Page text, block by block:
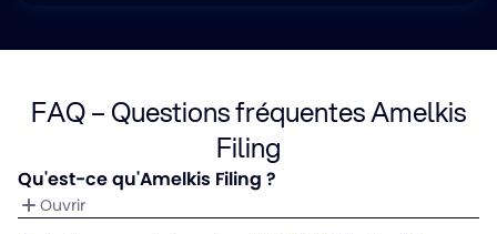
FAQ – Questions fréquentes Amelkis
Filing
Qu'est-ce qu'Amelkis Filing ?
Ouvrir